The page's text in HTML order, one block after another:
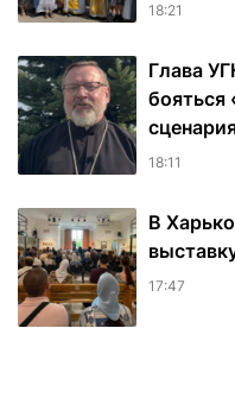
18:21
Глава
бояться
18:11
В
17:47